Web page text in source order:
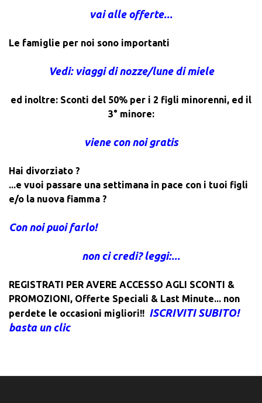
vai alle offerte...
Le famiglie per noi sono importanti
Vedi: viaggi di nozze/lune di miele
ed inoltre: Sconti del 50% per i 2 figli minorenni, ed il
3° minore:
viene con noi gratis
Hai divorziato ?
...e vuoi passare una settimana in pace con i tuoi figli
e/o la nuova fiamma ?
Con noi puoi farlo!
non ci credi? leggi:...
REGISTRATI PER AVERE ACCESSO AGLI SCONTI &
PROMOZIONI, Offerte Speciali & Last Minute... non
perdete le occasioni migliori!! ISCRIVITI SUBITO!
basta un clic